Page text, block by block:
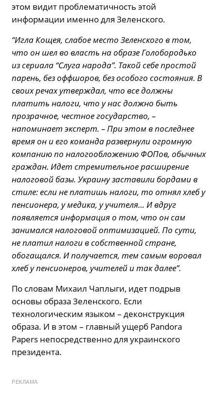
этом видит проблематичность этой
информации именно для Зеленского.
“Игла Кощея, слабое место Зеленского в том,
что он шел во власть на образе Голобородько
из сериала “Слуга народа”. Такой себе простой
парень, без оффшоров, без особого состояния. В
своих речах утверждал, что все должны
платить налоги, что у нас должно быть
прозрачное, честное государство, –
напоминает эксперт. – При этом в последнее
время он и его команда развернули огромную
компанию по налогообложению ФОПов, обычных
граждан. Идет стремительное расширение
налоговой базы. Украину заставили бордами в
стиле: если не платишь налоги, то отнял хлеб у
пенсионера, у медика, у учителя… И вдруг
появляется информация о том, что он сам
занимался налоговой оптимизацией. По сути,
не платил налоги в собственной стране,
обогащался. И получается, тем самым воровал
хлеб у пенсионеров, учителей и так далее”.
По словам Михаил Чаплыги, идет подрыв
основы образа Зеленского. Если
технологическим языком – деконструкция
образа. И в этом – главный ущерб Pandora
Papers непосредственно для украинского
президента.
РЕКЛАМА